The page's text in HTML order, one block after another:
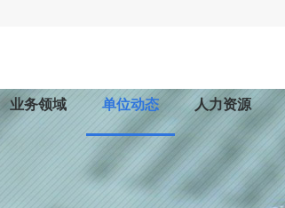
业务领域 单位动态 人力资源